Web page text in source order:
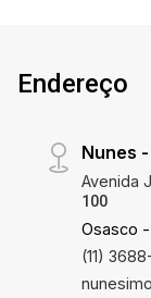
Endereço
Nunes
Avenida
100
Osasco -
(11)